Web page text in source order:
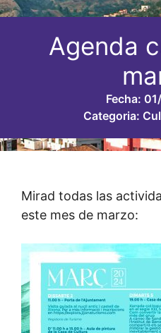
Agenda
Fecha:
Categoria:
Mirad todas las
este mes de marzo: